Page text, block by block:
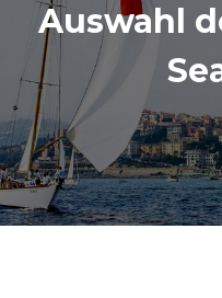
Auswahl